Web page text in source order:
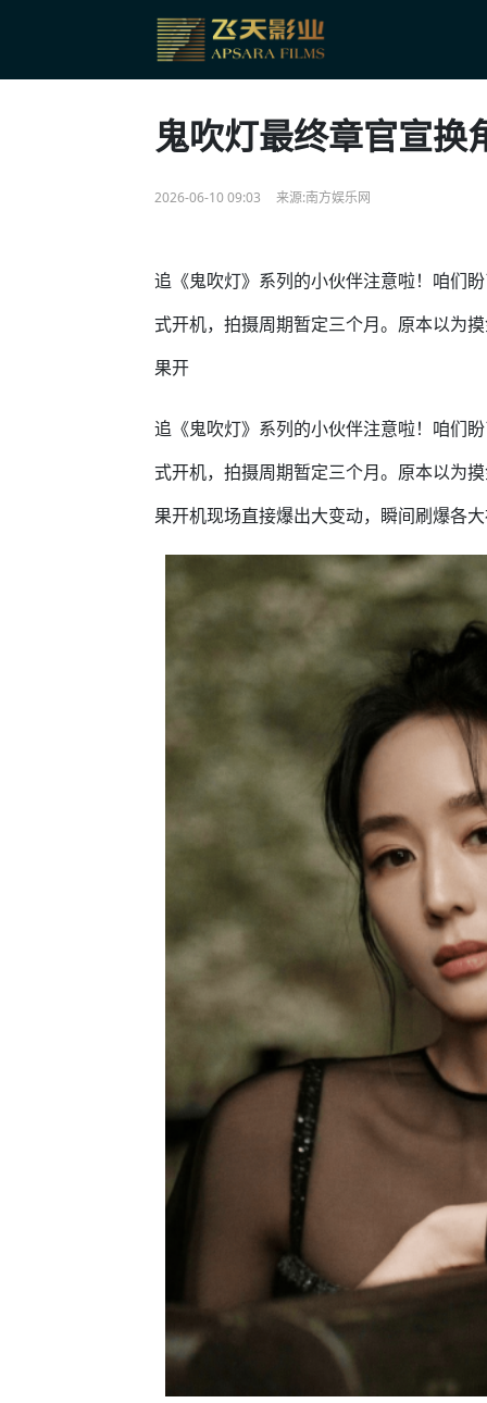
鬼吹灯最终章官宣换
2026-06-10 09:03 来源:南方娱乐网
追《鬼吹灯》系列的小伙伴注意啦！咱们
式开机，拍摄周期暂定三个月。原本以为
果开
追《鬼吹灯》系列的小伙伴注意啦！咱们
式开机，拍摄周期暂定三个月。原本以为
果开机现场直接爆出大变动，瞬间刷爆各